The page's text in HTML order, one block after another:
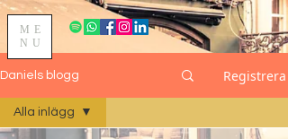
ME
NU
Daniels blogg Registrera
Alla inlägg